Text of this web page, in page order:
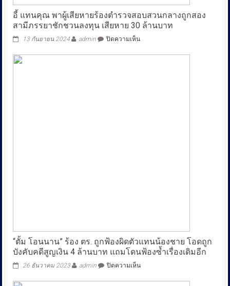
อี้ แทนคุณ พาผู้เสียหายร้องตำรวจสอบสวนกลางถูกสอง
สามีภรรยาชักชวนลงทุน เสียหาย 30 ล้านบาท
13 กันยายน 2024 admin ปิดความเห็นบน
แทนคุณ
บาท
“ตั้ม โอนนาน” ร้อง ตร. ถูกฟ้องผิดตัวแทนน้องชาย โอดถูก
บังคับคดีสูญเงิน 4 ล้านบาท แถมโดนฟ้องซ้ำเรื่องเดิมอีก
26 ธันวาคม 2023 admin ปิดความเห็นบน
โอน